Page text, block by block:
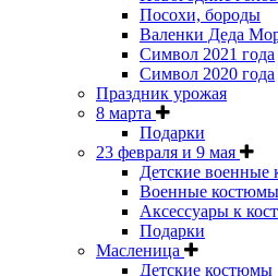
Посохи, бороды
Валенки Деда
Символ 2021 года
Символ 2020 года
Праздник урожая
8 марта
Подарки
23 февраля и 9 мая
Детские военные
Военные костюмы
Аксессуары к
Подарки
Масленица
Детские костюмы